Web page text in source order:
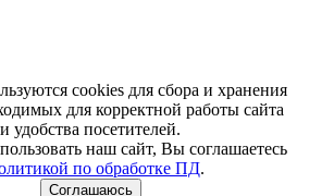
cookies для сбора и хранения
для корректной работы сайта
и удобства посетителей.
наш сайт, Вы соглашаетесь
по обработке ПД.
Соглашаюсь